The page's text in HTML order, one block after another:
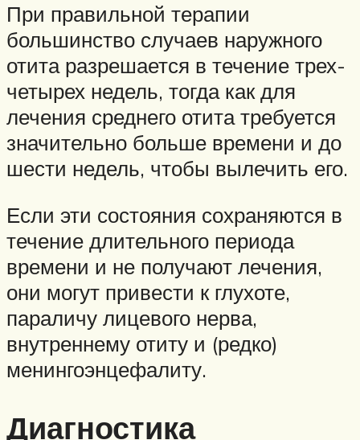
При правильной терапии
большинство случаев наружного
отита разрешается в течение трех-
четырех недель, тогда как для
лечения среднего отита требуется
значительно больше времени и до
шести недель, чтобы вылечить его.
Если эти состояния сохраняются в
течение длительного периода
времени и не получают лечения,
они могут привести к глухоте,
параличу лицевого нерва,
внутреннему отиту и (редко)
менингоэнцефалиту.
Диагностика